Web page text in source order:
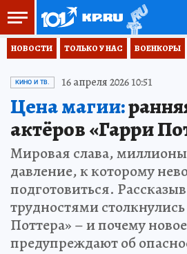
НОВОСТИ ТОЛЬКО У НАС ВОЕНКОРЫ
КИНО И ТВ. 16 апреля 2026 10:51
Цена магии:
актёров «Гарри
Мировая слава,
давление, к которому
подготовиться.
трудностями
Поттера» – и почему
предупреждают об